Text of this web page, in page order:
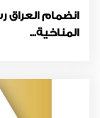
انضمام العراق
المناخية...